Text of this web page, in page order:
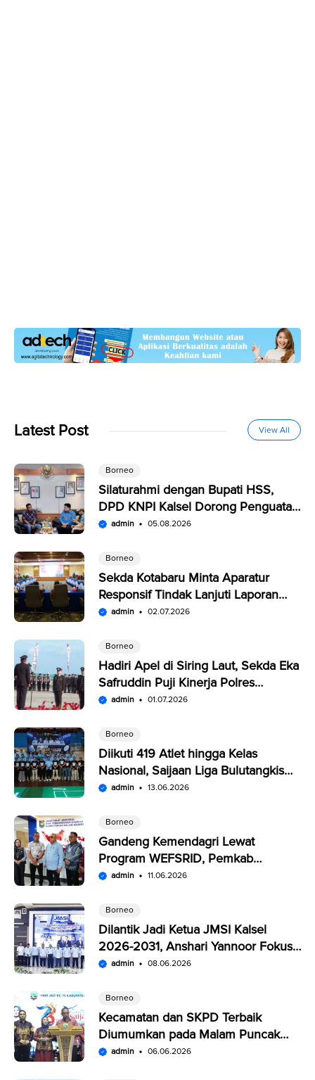
Latest Post View All
Borneo
Silaturahmi dengan Bupati HSS,
DPD KNPI Kalsel Dorong Penguatan
SDM Pemuda
admin 05.08.2026
Borneo
Sekda Kotabaru Minta Aparatur
Responsif Tindak Lanjuti Laporan
Warga di SP4N-LAPOR
admin 02.07.2026
Borneo
Hadiri Apel di Siring Laut, Sekda Eka
Safruddin Puji Kinerja Polres
Kotabaru
admin 01.07.2026
Borneo
Diikuti 419 Atlet hingga Kelas
Nasional, Saijaan Liga Bulutangkis
Memperebutkan Rp109,5 Juta
admin 13.06.2026
Borneo
Gandeng Kemendagri Lewat
Program WEFSRID, Pemkab
Kotabaru Targetkan Petani Panen 3
admin 11.06.2026
Borneo
Dilantik Jadi Ketua JMSI Kalsel
2026-2031, Anshari Yannoor Fokus
Verifikasi Perusahaan Pers
admin 08.06.2026
Borneo
Kecamatan dan SKPD Terbaik
Diumumkan pada Malam Puncak
Penutupan Expo Saijaan Kotabaru
admin 06.06.2026